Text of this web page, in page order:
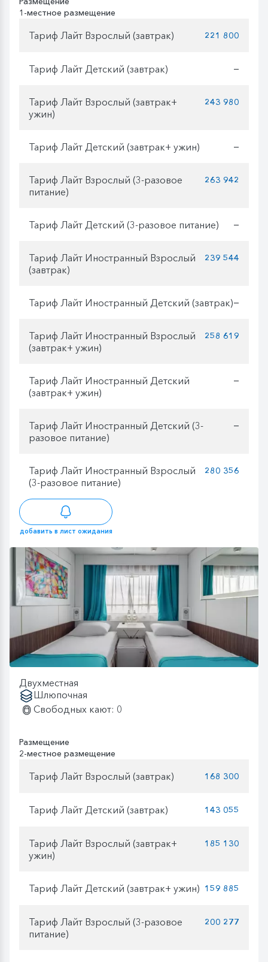
1-местное размещение
Тариф Лайт Взрослый (завтрак) 221 800
Тариф Лайт Детский (завтрак) —
Тариф Лайт Взрослый (завтрак+
ужин)
243 980
Тариф Лайт Детский (завтрак+ ужин) —
Тариф Лайт Взрослый (3-разовое
питание)
263 942
Тариф Лайт Детский (3-разовое питание) —
Тариф Лайт Иностранный Взрослый
(завтрак)
239 544
Тариф Лайт Иностранный Детский (завтрак)—
Тариф Лайт Иностранный Взрослый
(завтрак+ ужин)
258 619
Тариф Лайт Иностранный Детский
(завтрак+ ужин)
—
Тариф Лайт Иностранный Детский (3-
разовое питание)
—
Тариф Лайт Иностранный Взрослый
(3-разовое питание)
280 356
добавить в лист ожидания
Двухместная
Шлюпочная
Свободных кают: 0
Размещение
2-местное размещение
Тариф Лайт Взрослый (завтрак) 168 300
Тариф Лайт Детский (завтрак) 143 055
Тариф Лайт Взрослый (завтрак+
ужин)
185 130
Тариф Лайт Детский (завтрак+ ужин) 159 885
Тариф Лайт Взрослый (3-разовое
питание)
200 277